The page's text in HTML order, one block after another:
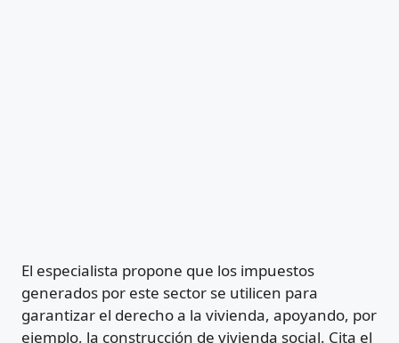
El especialista propone que los impuestos
generados por este sector se utilicen para
garantizar el derecho a la vivienda, apoyando, por
ejemplo, la construcción de vivienda social. Cita el